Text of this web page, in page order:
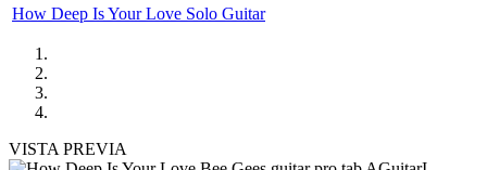
How Deep Is Your Love Solo Guitar
VISTA PREVIA